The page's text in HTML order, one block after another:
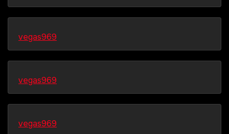
vegas969
vegas969
vegas969